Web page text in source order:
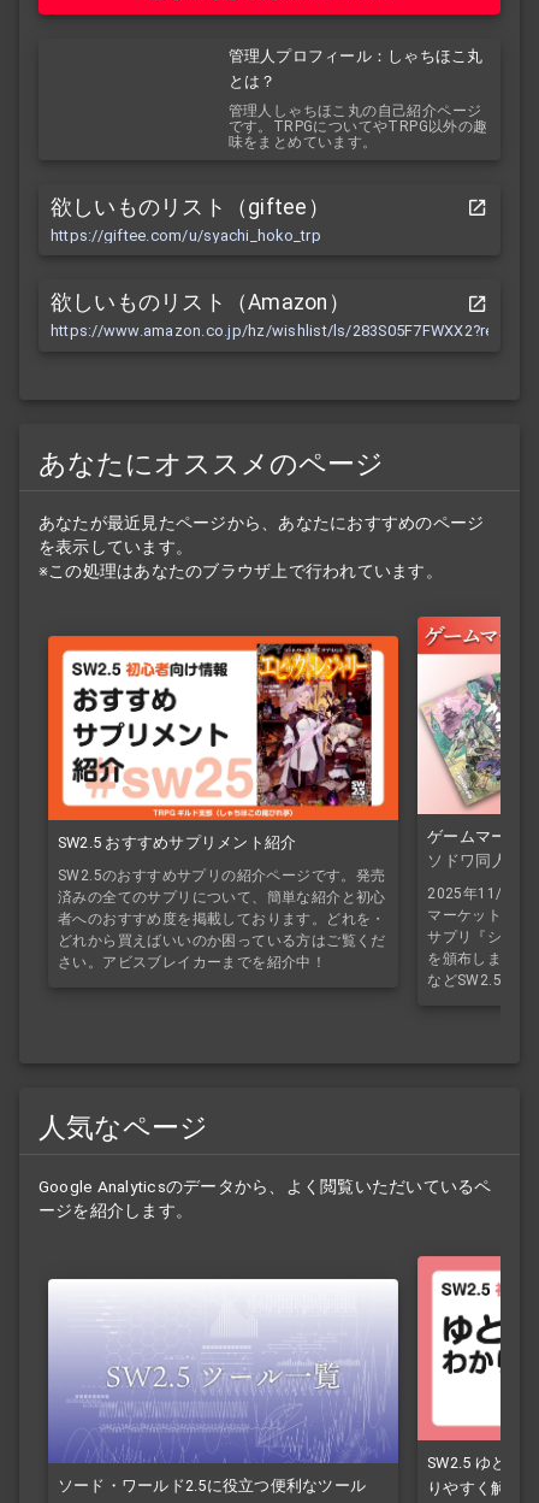
管理人プロフィール：しゃちほこ丸
とは？
管理人しゃちほこ丸の自己紹介ページ
です。TRPGについてやTRPG以外の趣
味をまとめています。
欲しいものリスト（giftee）
https://giftee.com/u/syachi_hoko_trp
欲しいものリスト（Amazon）
https://www.amazon.co.jp/hz/wishlist/ls/
あなたにオススメのページ
あなたが最近見たページから、あなたにおすすめのページ
を表示しています。
※この処理はあなたのブラウザ上で行われています。
SW2.5 おすすめサプリメント紹介
SW2.5のおすすめサプリの紹介ページです。発売
済みの全てのサプリについて、簡単な紹介と初心
者へのおすすめ度を掲載しております。どれを・
どれから買えばいいのか困っている方はご覧くだ
さい。アビスブレイカーまでを紹介中！
ゲームマーケ
ソドワ同人誌
2025年11/23に
マーケット
サプリ『シナノ
を頒布しました
などSW2.5オリ
人気なページ
Google Analyticsのデータから、よく閲覧いただいているペ
ージを紹介します。
ソード・ワールド2.5に役立つ便利なツール
SW2.5 ゆとシ
りやすく解説！